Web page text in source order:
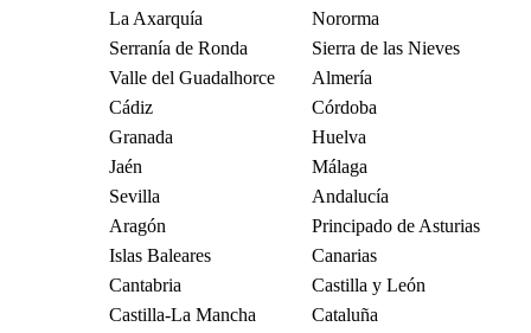
La Axarquía
Nororma
Serranía de Ronda
Sierra de las Nieves
Valle del Guadalhorce
Almería
Cádiz
Córdoba
Granada
Huelva
Jaén
Málaga
Sevilla
Andalucía
Aragón
Principado de Asturias
Islas Baleares
Canarias
Cantabria
Castilla y León
Castilla-La Mancha
Cataluña